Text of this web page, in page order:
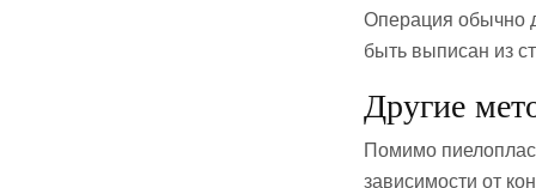
Операция обычно
быть выписан из
Другие
Помимо
зависимости от